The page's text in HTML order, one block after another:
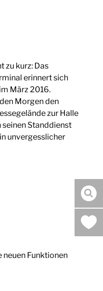
zu kurz: Das
erinnert sich
März 2016.
Morgen den
zur Halle
seinen Standdienst
unvergesslicher
neuen Funktionen